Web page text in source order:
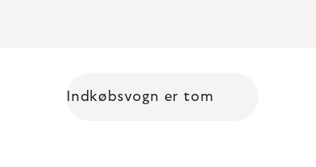
Shopping cart
Indkøbsvogn er tom